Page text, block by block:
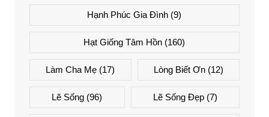
Hạnh Phúc Gia Đình (9)
Hạt Giống Tâm Hồn (160)
Làm Cha Mẹ (17) Lòng Biết Ơn(12)
Lẽ Sống (96) Lẽ Sống Đẹp(7)